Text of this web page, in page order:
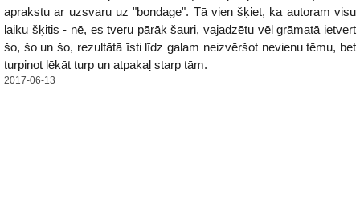
aprakstu ar uzsvaru uz "bondage". Tā vien šķiet, ka autoram visu
laiku šķitis - nē, es tveru pārāk šauri, vajadzētu vēl grāmatā ietvert
šo, šo un šo, rezultātā īsti līdz galam neizvēršot nevienu tēmu, bet
turpinot lēkāt turp un atpakaļ starp tām.
2017-06-13